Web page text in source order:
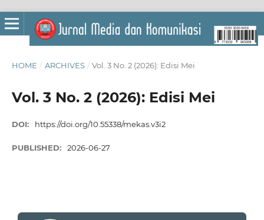
HOME / ARCHIVES / Vol. 3 No. 2 (2026): Edisi Mei
Vol. 3 No. 2 (2026): Edisi Mei
DOI: https://doi.org/10.55338/mekas.v3i2
PUBLISHED: 2026-06-27